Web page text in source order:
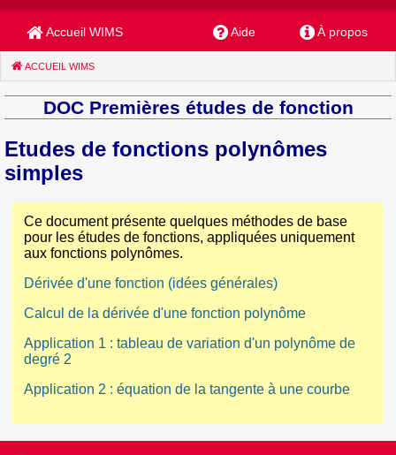
Accueil WIMS Aide À propos
ACCUEIL WIMS
DOC Premières études de fonction
Etudes de fonctions polynômes
simples
Ce document présente quelques méthodes de base
pour les études de fonctions, appliquées uniquement
aux fonctions polynômes.
Dérivée d'une fonction (idées générales)
Calcul de la dérivée d'une fonction polynôme
Application 1 : tableau de variation d'un polynôme de
degré 2
Application 2 : équation de la tangente à une courbe